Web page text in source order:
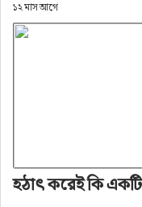
১২ মাস আগে
হঠাৎ করেই কি একটি